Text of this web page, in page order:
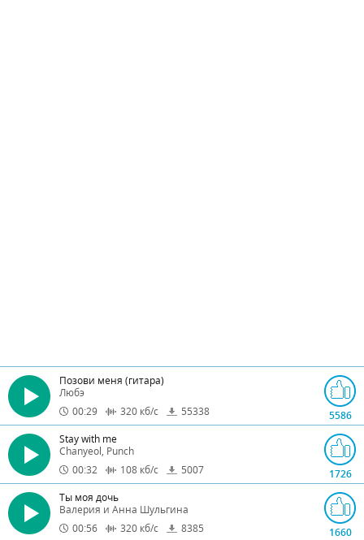
Позови меня (гитара)
Любэ
00:29
320 кб/с 55338
5586
Stay with me
Chanyeol, Punch
00:32
108 кб/с 5007
1726
Ты моя дочь
Валерия и Анна Шульгина
00:56
320 кб/с 8385
1660